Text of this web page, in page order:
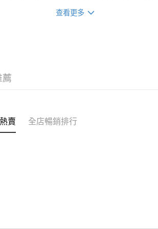
查看更多
薦
賣 全店暢銷排行